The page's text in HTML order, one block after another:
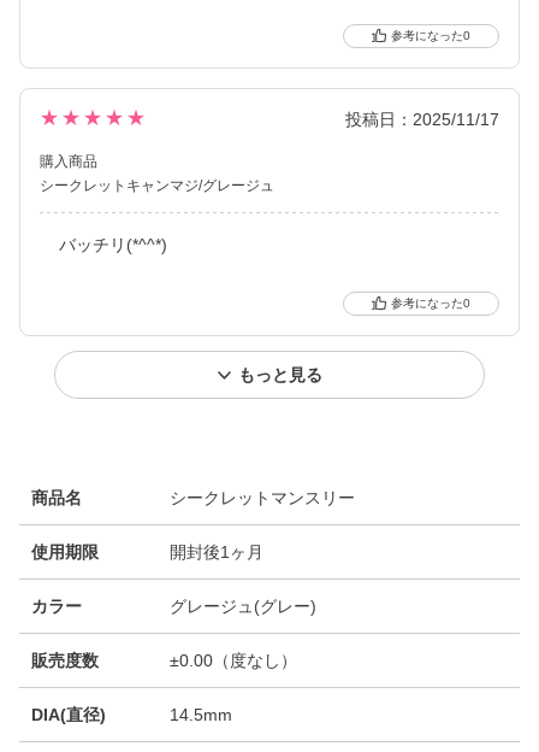
0
★★★★★ 投稿日：2025/11/17
購入商品
シークレットキャンマジ/グレージュ
バッチリ(*^^*)
0
もっと見る
商品名 シークレットマンスリー
使用期限 開封後1ヶ月
カラー グレージュ(グレー)
販売度数 ±0.00（度なし）
DIA(直径) 14.5mm